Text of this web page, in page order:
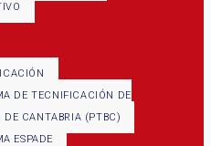
DE TECNIFICACIÓN DE
DE CANTABRIA (PTBC)
ESPADE